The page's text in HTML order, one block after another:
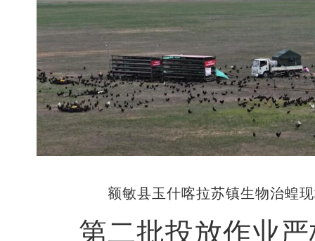
额敏县玉什喀拉苏镇生物治蝗
第二批投放作业严